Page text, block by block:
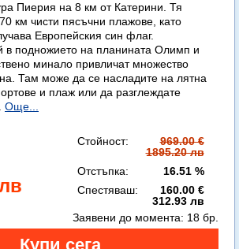
Пиерия на 8 км от Катерини. Тя
км чисти пясъчни плажове, като
Европейския син флаг.
в подножието на планината Олимп и
минало привличат множество
Там може да се насладите на лятна
и плаж или да разглеждате
Още...
Стойност:
969.00 €
1895.20 лв
Отстъпка:
16.51 %
Спестяваш:
160.00 €
312.93 лв
Заявени до момента: 18 бр.